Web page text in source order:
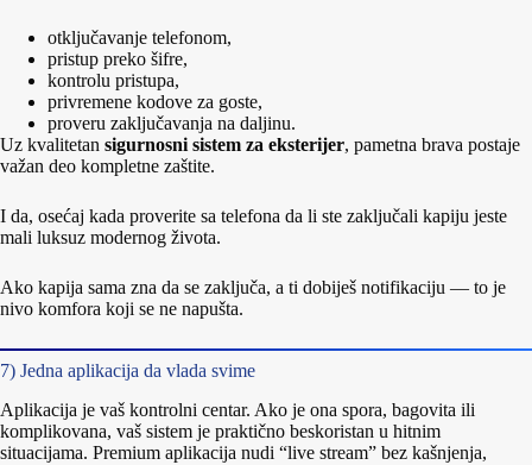
otključavanje telefonom,
pristup preko šifre,
kontrolu pristupa,
privremene kodove za goste,
proveru zaključavanja na daljinu.
Uz kvalitetan sigurnosni sistem za eksterijer, pametna brava postaje
važan deo kompletne zaštite.
I da, osećaj kada proverite sa telefona da li ste zaključali kapiju jeste
mali luksuz modernog života.
Ako kapija sama zna da se zaključa, a ti dobiješ notifikaciju — to je
nivo komfora koji se ne napušta.
7) Jedna aplikacija da vlada svime
Aplikacija je vaš kontrolni centar. Ako je ona spora, bagovita ili
komplikovana, vaš sistem je praktično beskoristan u hitnim
situacijama. Premium aplikacija nudi “live stream” bez kašnjenja,